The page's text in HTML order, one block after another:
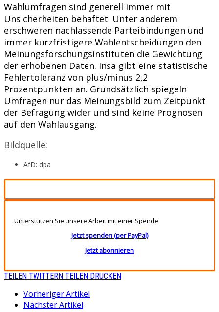
Wahlumfragen sind generell immer mit
Unsicherheiten behaftet. Unter anderem
erschweren nachlassende Parteibindungen und
immer kurzfristigere Wahlentscheidungen den
Meinungsforschungsinstituten die Gewichtung
der erhobenen Daten. Insa gibt eine statistische
Fehlertoleranz von plus/minus 2,2
Prozentpunkten an. Grundsätzlich spiegeln
Umfragen nur das Meinungsbild zum Zeitpunkt
der Befragung wider und sind keine Prognosen
auf den Wahlausgang.
Bildquelle:
AfD: dpa
Unterstützen Sie unsere Arbeit mit einer Spende
Jetzt spenden (per PayPal)
Jetzt abonnieren
TEILEN TWITTERN TEILEN DRUCKEN
Vorheriger Artikel
Nächster Artikel